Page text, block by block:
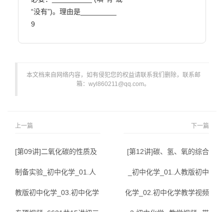
“没有”)。理由是_________
9
本文档来自网络内容，如有侵犯您的权益请联系我们删除，联系邮
箱：wyl860211@qq.com。
上一篇
[第09讲]二氧化碳的性质及
制备实验_初中化学_01.人
教版初中化学_03.初中化学
下一篇
[第12讲]碳、氢、氧的综合
_初中化学_01.人教版初中
化学_02.初中化学教学视频